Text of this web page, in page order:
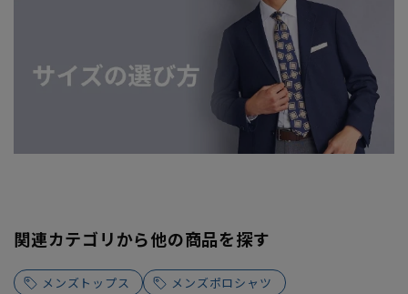
関連カテゴリから他の商品を探す
メンズトップス メンズポロシャツ